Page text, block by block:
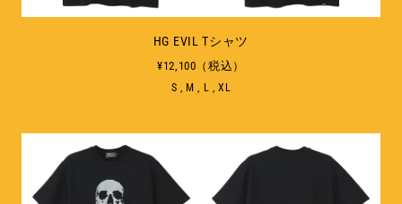
HG EVIL Tシャツ
¥12,100（税込）
S , M , L , XL